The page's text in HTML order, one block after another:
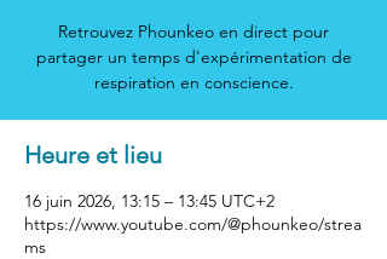
Retrouvez Phounkeo en direct pour
partager un temps d'expérimentation de
respiration en conscience.
Heure et lieu
16 juin 2026, 13:15 – 13:45 UTC+2
https://www.youtube.com/@phounkeo/strea
ms